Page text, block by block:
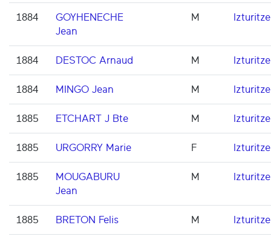
1884
GOYHENECHE
Jean
M Izturitze
1884 DESTOC Arnaud M Izturitze
1884 MINGO Jean M Izturitze
1885 ETCHART J Bte M Izturitze
1885 URGORRY Marie F Izturitze
1885
MOUGABURU
Jean
M Izturitze
1885 BRETON Felis M Izturitze